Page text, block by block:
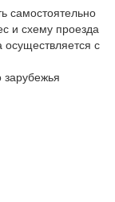
самостоятельно
и схему проезда
с
зарубежья